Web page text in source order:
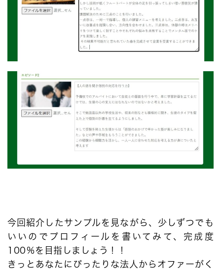
今回紹介したサンプルを見ながら、少しずつでも
いいのでプロフィールを書いてみて、完成度
100％を目指しましょう！！
きっとあなたにぴったりな法人からオファーがく